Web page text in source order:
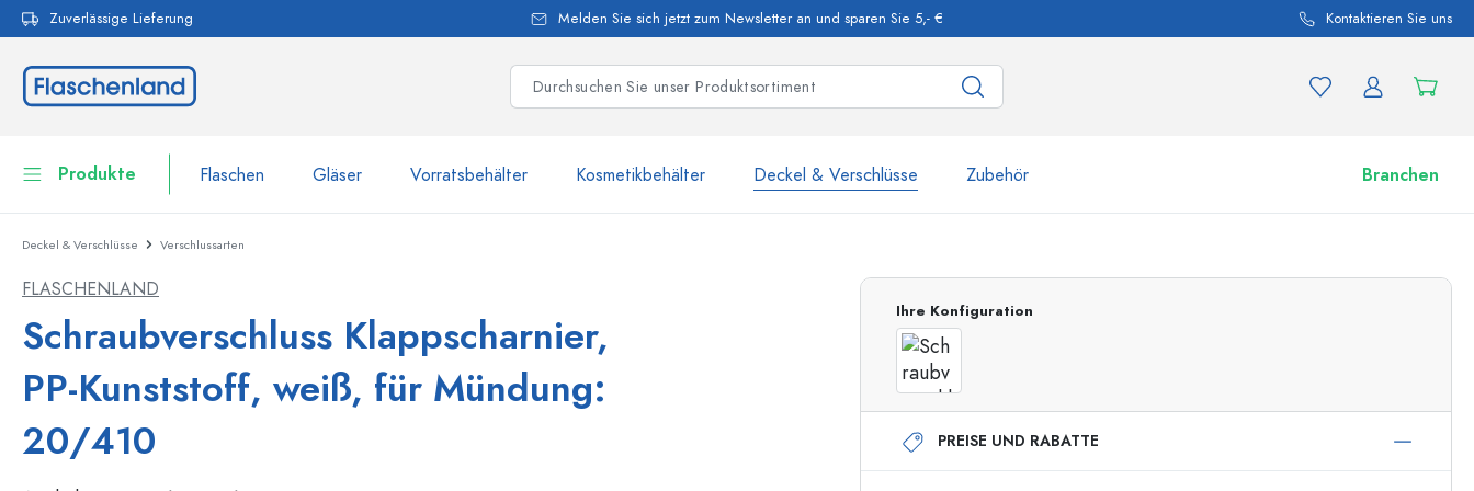
Zur Hauptnavigation springen
Zuverlässige Lieferung Melden Sie sich jetzt zum Newsletter an und sparen Sie 5,- € Kontaktieren Sie uns
Produkte Flaschen Gläser Vorratsbehälter Kosmetikbehälter Deckel & Verschlüsse Zubehör Branchen
Flaschen
Vorratsbehälter
Geschirr
Kosmetikbehälter
Flaschen nach Marke
WECK-Flaschen
Estal-Flaschen
Flaschen nach Volumen
750 ml Flaschen
1000 ml Flaschen
Zu den Gläsern
Deckel & Verschlüsse Verschlussarten
FLASCHENLAND
Schraubverschluss Klappscharnier,
PP-Kunststoff, weiß, für Mündung:
20/410
Ihre Konfiguration
PREISE UND RABATTE